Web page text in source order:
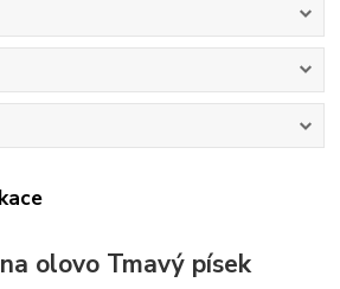
olovo Tmavý písek